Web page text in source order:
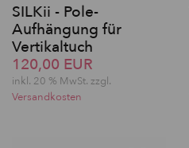
SILKii - Pole-
Aufhängung für
Vertikaltuch
120,00 EUR
inkl. 20 % MwSt. zzgl.
Versandkosten